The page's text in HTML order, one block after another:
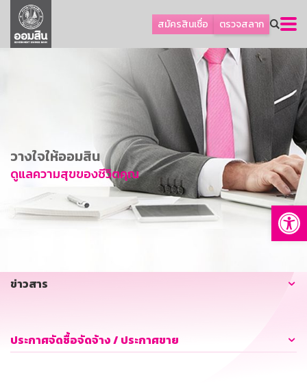
สมัครสินเชื่อ ตรวจสลาก
ลูกค้าธุรกิจ
ลูกค้าผู้ประกอบรายย่อย
การพัฒนาที่ยั่งยืน
ข่าวสาร
บริการทางการเงิน
อื่นๆ
วางใจให้ออมสิน
ดูแลความสุขของชีวิตคุณ
ข่าวสาร
ประกาศจัดซื้อจัดจ้าง / ประกาศขาย